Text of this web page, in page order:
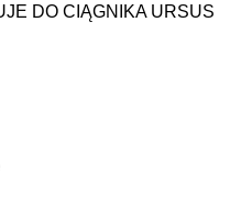
DO CIĄGNIKA URSUS